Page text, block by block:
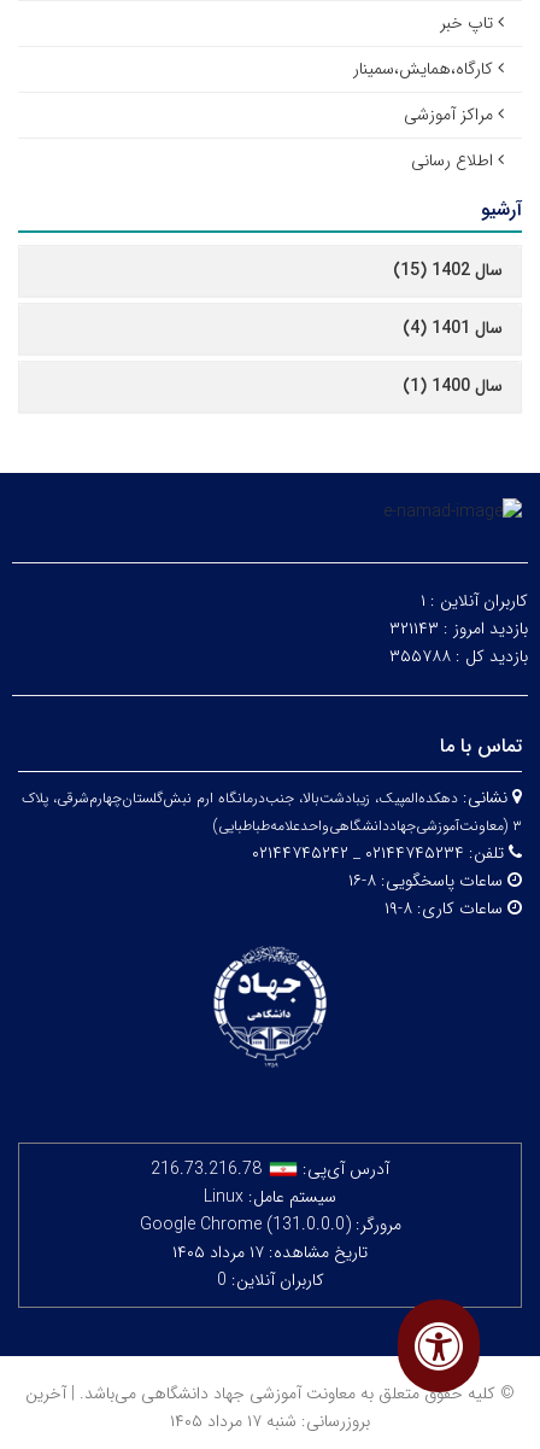
تاپ خبر
کارگاه،همایش،سمینار
مراکز آموزشی
اطلاع رسانی
آرشیو
سال 1402 (15)
سال 1401 (4)
سال 1400 (1)
کاربران آنلاین : ۱
بازدید امروز : ۳۲۱۱۴۳
بازدید کل : ۳۵۵۷۸۸
تماس با ما
نشانی: دهکده‌المپیک، زیبا‌دشت‌بالا، جنب‌درمانگاه ارم نبش‌گلستان‌چهارم‌شرقی، پلاک
۳ (معاونت‌آموزشی‌جهاد‌دانشگاهی‌واحد‌علامه‌طباطبایی)
تلفن: ۰۲۱۴۴۷۴۵۲۳۴ _ ۰۲۱۴۴۷۴۵۲۴۲
ساعات پاسخگویی: ۸-۱۶
ساعات کاری: ۸-۱۹
آدرس آی‌پی:
216.73.216.78
سیستم عامل: Linux
مرورگر: Google Chrome (131.0.0.0)
تاریخ مشاهده: ۱۷ مرداد ۱۴۰۵
کاربران آنلاین: 0
© کلیه حقوق متعلق به معاونت آموزشی جهاد دانشگاهی می‌باشد. | آخرین
بروزرسانی: شنبه ۱۷ مرداد ۱۴۰۵